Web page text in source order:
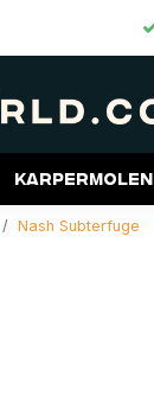
Gift
Nash Subterfuge